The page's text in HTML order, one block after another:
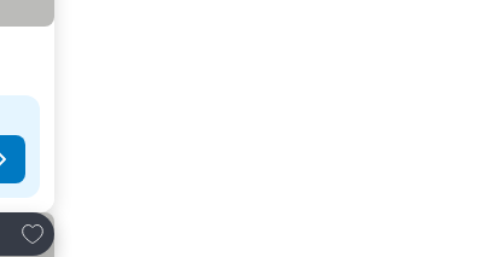
Lisää suosikkeihin